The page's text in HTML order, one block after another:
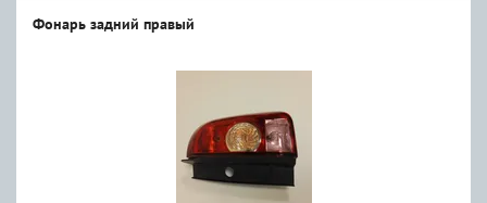
Фонарь задний правый